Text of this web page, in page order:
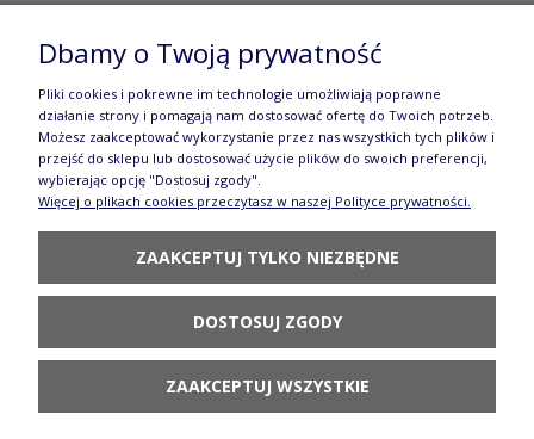
Jerozolimskie 49, 00-696 Warszawa | e-mail:
manufaktura.com|
Wszelkie prawa zastrzeżone. Fotografie oraz opisy zamieszczone
na stronie stanowią własność autora, kopiowanie, edycja,
rozpowszechnianie bez zgody autora zabronione.
Te treści objęte są prawem autorskim, a korzystanie z nich może
być negatywne w skutkach. Jeżeli chcesz uzyskać zgodę, napisz do
nas.
Dbamy o Twoją prywatność
Pliki cookies i pokrewne im technologie umożliwiają poprawne
działanie strony i pomagają nam dostosować ofertę do Twoich potrzeb.
Możesz zaakceptować wykorzystanie przez nas wszystkich tych plików i
przejść do sklepu lub dostosować użycie plików do swoich preferencji,
wybierając opcję "Dostosuj zgody".
Więcej o plikach cookies przeczytasz w naszej Polityce prywatności.
ZAAKCEPTUJ TYLKO NIEZBĘDNE
DOSTOSUJ ZGODY
ZAAKCEPTUJ WSZYSTKIE